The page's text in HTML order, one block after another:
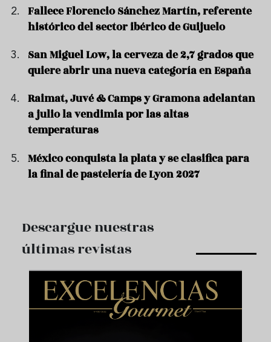
Fallece Florencio Sánchez Martín, referente
histórico del sector ibérico de Guijuelo
San Miguel Low, la cerveza de 2,7 grados que
quiere abrir una nueva categoría en España
Raimat, Juvé & Camps y Gramona adelantan
a julio la vendimia por las altas
temperaturas
México conquista la plata y se clasifica para
la final de pastelería de Lyon 2027
Descargue nuestras
últimas revistas